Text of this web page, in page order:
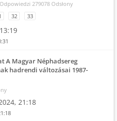
279078 Odsłony
32 33
A Magyar Néphadsereg
hadrendi változásai 1987-
21:18